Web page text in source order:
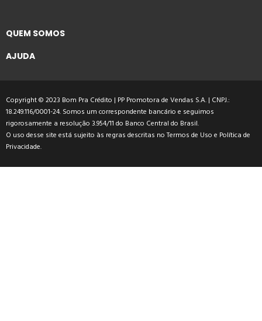
QUEM SOMOS
AJUDA
Copyright © 2023 Bom Pra Crédito | PP Promotora de Vendas S.A. | CNPJ.:
18.249.116/0001-24. Somos um correspondente bancário e seguimos
rigorosamente a resolução 3.954/11 do Banco Central do Brasil.
O uso desse site está sujeito às regras descritas noTermos de Uso e Política de
Privacidade.